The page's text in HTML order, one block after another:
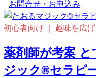
お問合せ・お申込み
初心者向け ｜ 趣味を広
薬剤師が考案
ジック®セラピ